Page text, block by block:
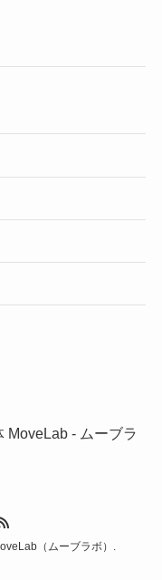
‐ ムーブラ
（ムーブラボ）.